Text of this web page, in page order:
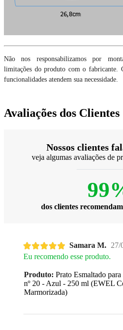
Não nos responsabilizamos por
limitações do produto com o fabricante.
funcionalidades atendem sua necessidade.
Avaliações dos Clientes
Nossos clientes
veja algumas avaliações de
dos clientes
Samara M. 27/
Eu recomendo esse produto.
Produto: Prato Esmaltado para
nº 20 - Azul - 250 ml (EWEL
Marmorizada)